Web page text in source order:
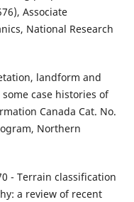
Associate
National Research
landform and
case histories of
Canada Cat. No.
Northern
- Terrain classification
a review of recent